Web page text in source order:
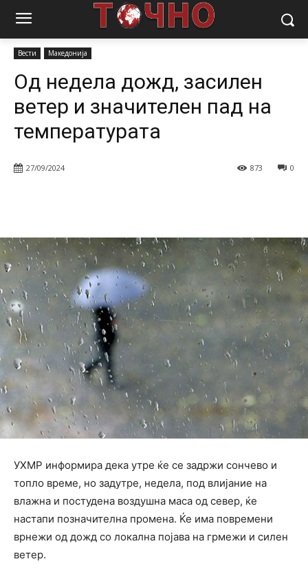
Почетна
Од недела дожд, засилен ветер и значителен пад
Вести Македонија
Од недела дожд, засилен
ветер и значителен пад на
температурата
27/09/2024 0
873
УХМР информира дека утре ќе се задржи сончево и
топло време, но задутре, недела, под влијание на
влажна и постудена воздушна маса од север, ќе
настапи позначителна промена. Ќе има повремени
врнежи од дожд со локална појава на грмежи и силен
ветер.